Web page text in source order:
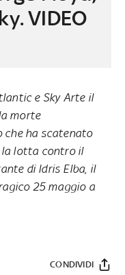
VIDEO
e Sky Arte il
morte
che ha scatenato
la lotta contro il
di Idris Elba, il
25 maggio a
CONDIVIDI